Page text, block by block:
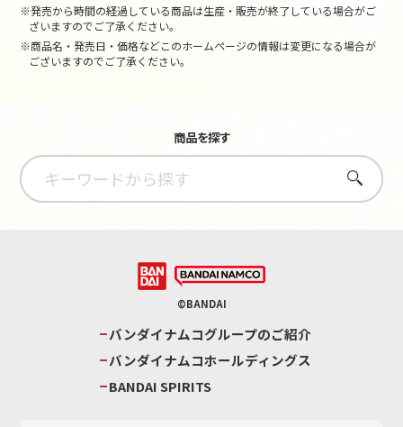
※発売から時間の経過している商品は生産・販売が終了している場合がご
ざいますのでご了承ください。
※商品名・発売日・価格などこのホームページの情報は変更になる場合が
ございますのでご了承ください。
商品を探す
さがす
©BANDAI
バンダイナムコグループのご紹介
バンダイナムコホールディングス
BANDAI SPIRITS